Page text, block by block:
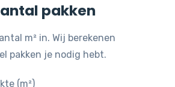
pakken
m² in. Wij berekenen
pakken je nodig hebt.
(m²)